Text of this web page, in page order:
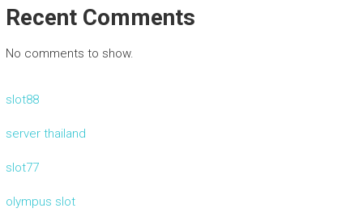
Recent Comments
No comments to show.
slot88
server thailand
slot77
olympus slot